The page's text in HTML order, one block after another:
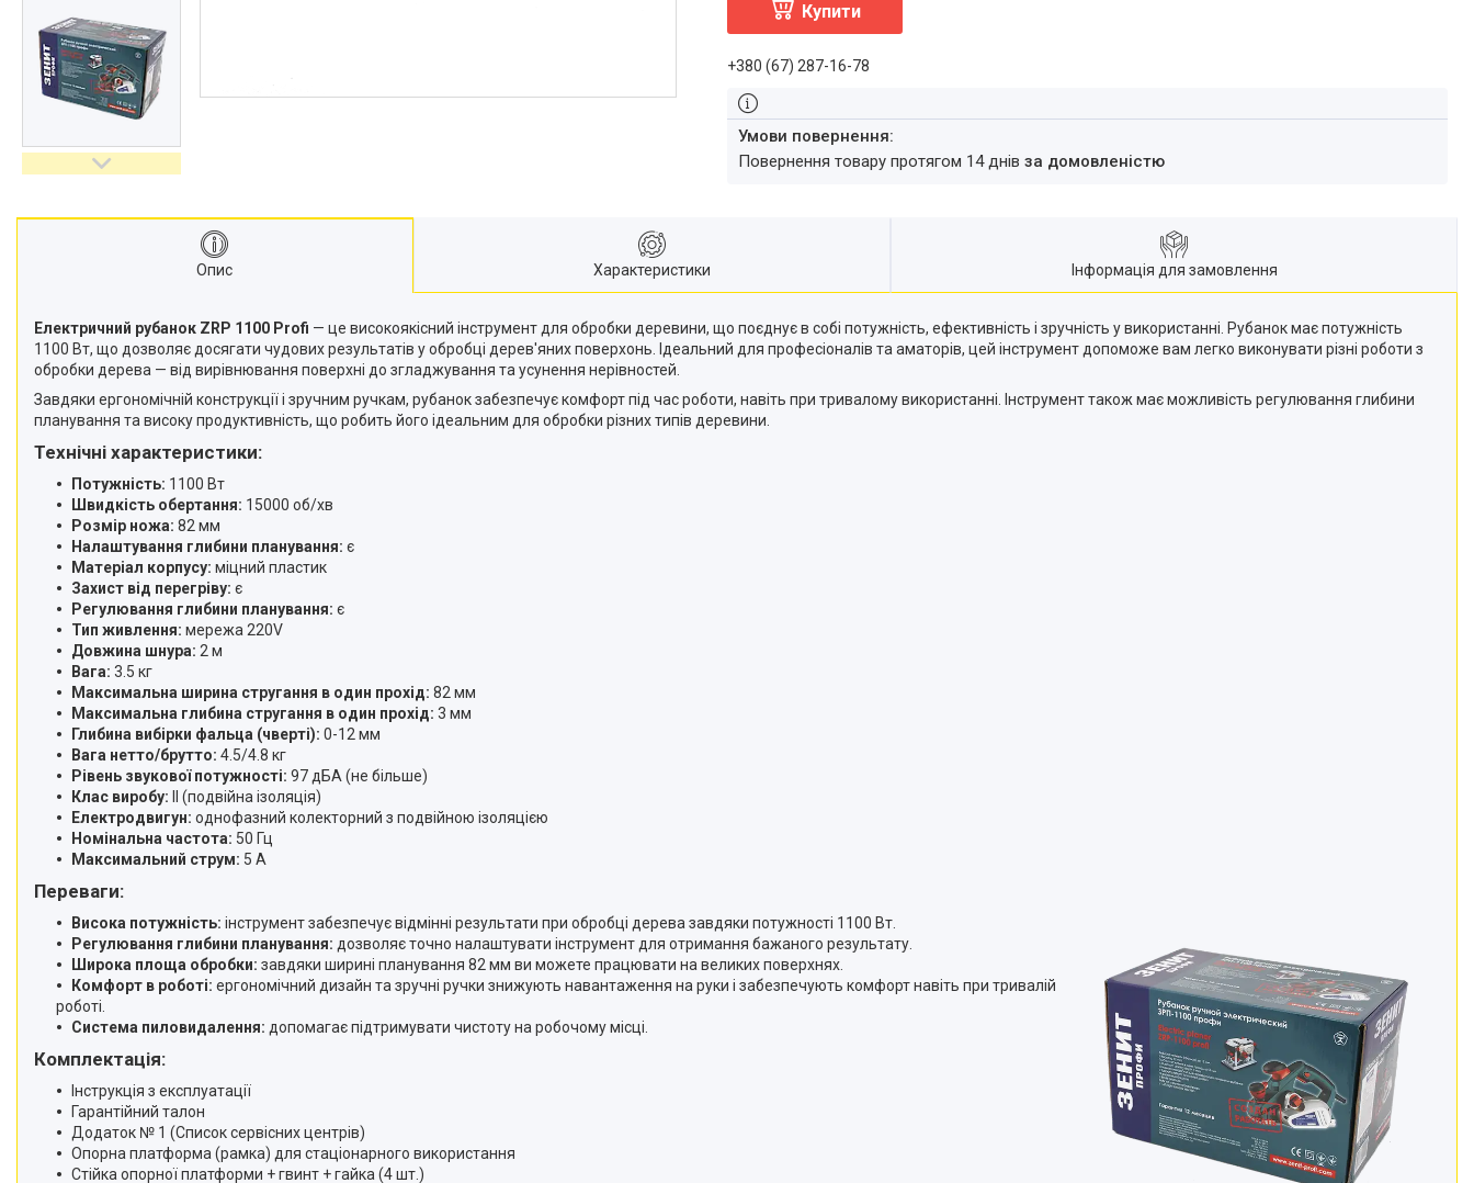
Дім і сад
Автотовари
Автоаксесуари
Товари для туризму
Рукоятки з храповим
механізмом (тріскачки)
матеріалів
Зварювальні апарати
Тримери електричні
Розхідні матеріали
Аксесуари та комплектуючі
для інструментів
Агротехніка
Велосипеди
Витратні матеріали
Бензоінструменти.
Ручний інструмент.
Компресори та
пневмоінструменти.
Автотовари.
Дім і сад.
Розхідні матеріали й
приналежності
Ящики, сумки, пояси для
інструментів
Стійки для гаражного
Інші товари
Обладання для складів
Аксесуари та комплектуючі
для інструментів
Обладнання для
автозаправних станцій
Пневматичні пістолети
Каталог товарів
Загальне
Купити
+380 (67) 287-16-78
повернення товару протягом 14 днів за домовленістю
Опис Характеристики Інформація для замовлення
Електричний рубанок ZRP 1100 Profi — це високоякісний інструмент для обробки деревини, що поєднує в собі потужність, ефективність і зручність у використанні. Рубанок має потужність
1100 Вт, що дозволяє досягати чудових результатів у обробці дерев'яних поверхонь. Ідеальний для професіоналів та аматорів, цей інструмент допоможе вам легко виконувати різні роботи з
обробки дерева — від вирівнювання поверхні до згладжування та усунення нерівностей.
Завдяки ергономічній конструкції і зручним ручкам, рубанок забезпечує комфорт під час роботи, навіть при тривалому використанні. Інструмент також має можливість регулювання глибини
планування та високу продуктивність, що робить його ідеальним для обробки різних типів деревини.
Технічні характеристики:
Потужність: 1100 Вт
Швидкість обертання: 15000 об/хв
Розмір ножа: 82 мм
Налаштування глибини планування: є
Матеріал корпусу: міцний пластик
Захист від перегріву: є
Регулювання глибини планування: є
Тип живлення: мережа 220V
Довжина шнура: 2 м
Вага: 3.5 кг
Максимальна ширина стругання в один прохід: 82 мм
Максимальна глибина стругання в один прохід: 3 мм
Глибина вибірки фальца (чверті): 0-12 мм
Вага нетто/брутто: 4.5/4.8 кг
Рівень звукової потужності: 97 дБА (не більше)
Клас виробу: II (подвійна ізоляція)
Електродвигун: однофазний колекторний з подвійною ізоляцією
Номінальна частота: 50 Гц
Максимальний струм: 5 A
Переваги:
Висока потужність: інструмент забезпечує відмінні результати при обробці дерева завдяки потужності 1100 Вт.
Регулювання глибини планування: дозволяє точно налаштувати інструмент для отримання бажаного результату.
Широка площа обробки: завдяки ширині планування 82 мм ви можете працювати на великих поверхнях.
Комфорт в роботі: ергономічний дизайн та зручні ручки знижують навантаження на руки і забезпечують комфорт навіть при тривалій
роботі.
Система пиловидалення: допомагає підтримувати чистоту на робочому місці.
Комплектація:
Інструкція з експлуатації
Гарантійний талон
Додаток № 1 (Список сервісних центрів)
Опорна платформа (рамка) для стаціонарного використання
Стійка опорної платформи + гвинт + гайка (4 шт.)